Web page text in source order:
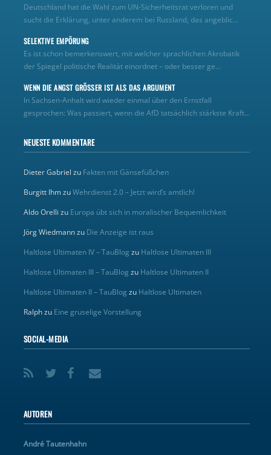
Deutschland hat die Wahl zum UN‑Sicherheitsrat verloren und
sucht die Erklärung, unter anderem bei Russland, das angeblic...
SELEKTIVE EMPÖRUNG
Es ist schon bemerkenswert, mit welcher sprachlichen Akrobatik
der Spiegel politische Realität einordnet – oder besser ge...
WENN DIE ANGST GRÖSSER IST ALS DAS ARGUMENT
In Sachsen-Anhalt wird wieder einmal über den Ernstfall
gesprochen: Was passiert, wenn die AfD tatsächlich stärkste Kraft...
NEUESTE KOMMENTARE
Dieter Gabriel zu Fakten mit Gänsefüßchen
Burgitt IhmzuWehrdienst 2.0 – Jetzt wird’s amtlich!
Aldo Orelli zu Europa übt sich in moralischer Bequemlichkeit
Jörg Wiedmannzu Die Anzeige ist raus
Haltlose Ultimaten IV – TauBlog zu Haltlose Ultimaten III
Haltlose Ultimaten III – TauBlog zu Haltlose Ultimaten II
Haltlose Ultimaten II – TauBlog zu Haltlose Ultimaten
Ralphzu Eine gruselige Vorstellung
SOCIAL-MEDIA
AUTOREN
André Tautenhahn